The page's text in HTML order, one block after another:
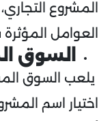
المشروع
العوامل المؤثرة
السوق
يلعب السوق
اختيار اسم